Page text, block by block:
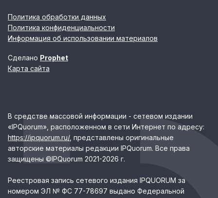
Политика обработки данных
Политика конфиденциальности
Информация об использовании материалов
Сделано Prophet
Карта сайта
В средстве массовой информации - сетевом издании
«IPQuorum», расположенном в сети Интернет по адресу:
https://ipquorum.ru/, представлены оригинальные
авторские материалы редакции IPQuorum. Все права
защищены ©IPQuorum 2021-2026 г.
Реестровая запись сетевого издания IPQUORUM за
номером ЭЛ № ФС 77-78697 выдано Федеральной